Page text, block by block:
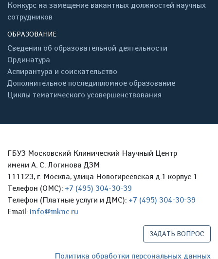
Конкурс на замещение вакантных должностей научных
сотрудников
ОБРАЗОВАНИЕ
Сведения об образовательной деятельности
Ординатура
Аспирантура и соискательство
Дополнительное последипломное образование
Циклы тематического усовершенствования
ГБУЗ Московский Клинический Научный Центр
имени А. С. Логинова ДЗМ
111123, г. Москва, улица Новогиреевская д.1 корпус 1
Телефон (ОМС): +7 (495) 304-30-39
Телефон (Платные услуги и ДМС): +7 (495) 304-30-39
Email: info@mknc.ru
ЗАДАТЬ ВОПРОС
Политика обработки персональных данных